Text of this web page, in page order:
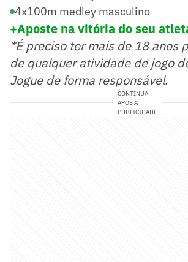
4x100m medley masculino
+Aposte na vitória do seu
*É preciso ter mais de 18 anos
de qualquer atividade de jogo
Jogue de forma responsável.
CONTINUA
APÓS A
PUBLICIDADE